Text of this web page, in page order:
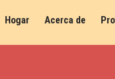
Hogar Acerca de